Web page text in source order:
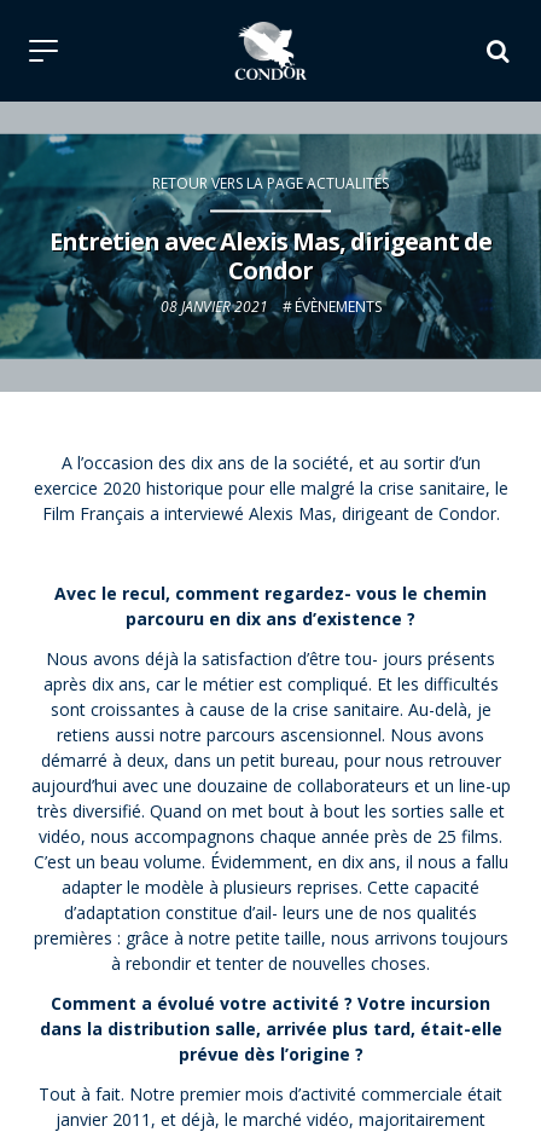
RETOUR VERS LA PAGE ACTUALITÉS
Entretien avec Alexis Mas, dirigeant de
Condor
08 JANVIER 2021 ÉVÈNEMENTS
A l’occasion des dix ans de la société, et au sortir d’un
exercice 2020 historique pour elle malgré la crise sanitaire, le
Film Français a interviewé Alexis Mas, dirigeant de Condor.
Avec le recul, comment regardez- vous le chemin
parcouru en dix ans d’existence ?
Nous avons déjà la satisfaction d’être tou- jours présents
après dix ans, car le métier est compliqué. Et les difficultés
sont croissantes à cause de la crise sanitaire. Au-delà, je
retiens aussi notre parcours ascensionnel. Nous avons
démarré à deux, dans un petit bureau, pour nous retrouver
aujourd’hui avec une douzaine de collaborateurs et un line-up
très diversifié. Quand on met bout à bout les sorties salle et
vidéo, nous accompagnons chaque année près de 25 films.
C’est un beau volume. Évidemment, en dix ans, il nous a fallu
adapter le modèle à plusieurs reprises. Cette capacité
d’adaptation constitue d’ail- leurs une de nos qualités
premières : grâce à notre petite taille, nous arrivons toujours
à rebondir et tenter de nouvelles choses.
Comment a évolué votre activité ? Votre incursion
dans la distribution salle, arrivée plus tard, était-elle
prévue dès l’origine ?
Tout à fait. Notre premier mois d’activité commerciale était
janvier 2011, et déjà, le marché vidéo, majoritairement